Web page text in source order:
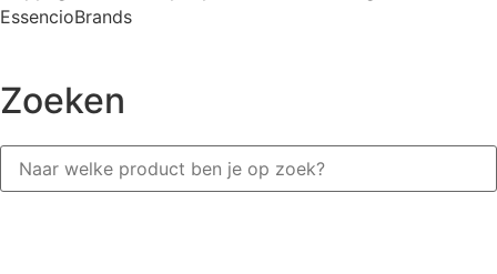
EssencioBrands
Zoeken